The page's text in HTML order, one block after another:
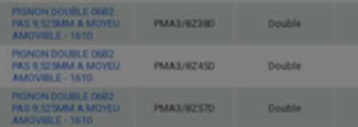
PIGNON DOUBLE 06B2
PAS 9,525MM A MOYEU
AMOVIBLE - 1610
PMA3/8Z38D Double
PIGNON DOUBLE 06B2
PAS 9,525MM A MOYEU
AMOVIBLE - 1610
PMA3/8Z45D Double
PIGNON DOUBLE 06B2
PAS 9,525MM A MOYEU
AMOVIBLE - 1610
PMA3/8Z57D Double